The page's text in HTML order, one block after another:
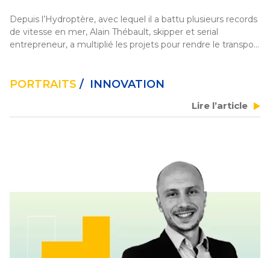
Depuis l’Hydroptère, avec lequel il a battu plusieurs records
de vitesse en mer, Alain Thébault, skipper et serial
entrepreneur, a multiplié les projets pour rendre le transport
l’audace », message d’espoir dans lequel il partage ses
PORTRAITS / INNOVATION
Lire l’article